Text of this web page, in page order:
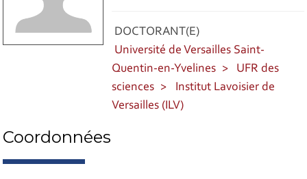
DOCTORANT(E)
Université de Versailles Saint-
Quentin-en-Yvelines
UFR des
sciences
Institut Lavoisier de
Versailles (ILV)
Coordonnées